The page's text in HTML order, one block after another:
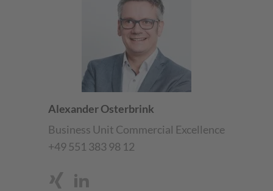
Alexander Osterbrink
Business Unit Commercial Excellence
+49 551 383 98 12